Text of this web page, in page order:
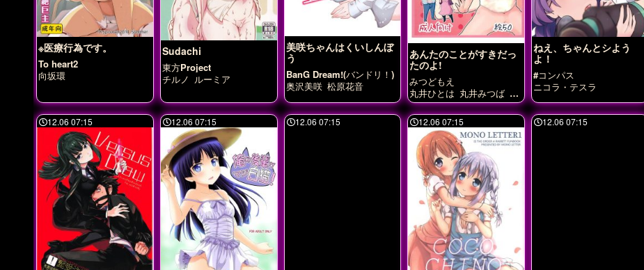
※医療行為です。
To heart2
向坂環
Sudachi
東方Project
チルノ ルーミア
美咲ちゃんはくいしんぼ
う
BanG Dream!(バンドリ！)
奥沢美咲 松原花音
あんたのことがすきだっ
たのよ!
みつどもえ
丸井ひとは 丸井みつば 千
葉和実 杉崎みく
ねえ、ちゃんとシよう
よ！
#コンパス
ニコラ・テスラ
12.06 07:15 12.06 07:15 12.06 07:15 12.06 07:15 12.06 07:15